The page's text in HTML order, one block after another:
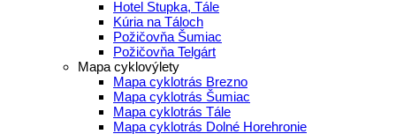
Hotel Stupka, Tále
Kúria na Táloch
Požičovňa Šumiac
Požičovňa Telgárt
Mapa cyklovýlety
Mapa cyklotrás Brezno
Mapa cyklotrás Šumiac
Mapa cyklotrás Tále
Mapa cyklotrás Dolné Horehronie